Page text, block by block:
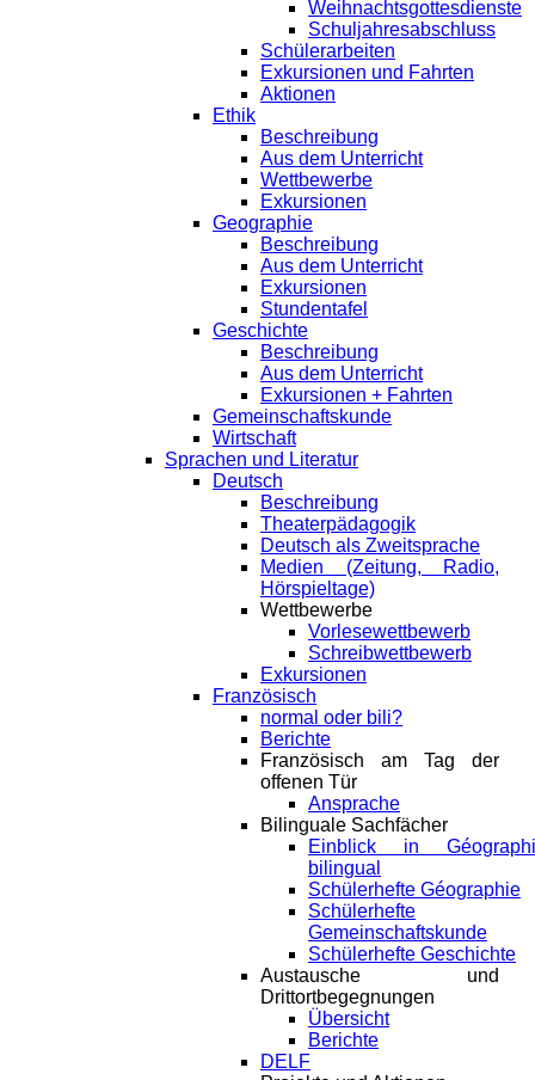
Weihnachtsgottesdienste
Schuljahresabschluss
Schülerarbeiten
Exkursionen und Fahrten
Aktionen
Ethik
Beschreibung
Aus dem Unterricht
Wettbewerbe
Exkursionen
Geographie
Beschreibung
Aus dem Unterricht
Exkursionen
Stundentafel
Geschichte
Beschreibung
Aus dem Unterricht
Exkursionen + Fahrten
Gemeinschaftskunde
Wirtschaft
Sprachen und Literatur
Deutsch
Beschreibung
Theaterpädagogik
Deutsch als Zweitsprache
Medien (Zeitung, Radio,
Hörspieltage)
Wettbewerbe
Vorlesewettbewerb
Schreibwettbewerb
Exkursionen
Französisch
normal oder bili?
Berichte
Französisch am Tag der
offenen Tür
Ansprache
Bilinguale Sachfächer
Einblick in
bilingual
Schülerhefte Géographie
Schülerhefte
Gemeinschaftskunde
Schülerhefte Geschichte
Austausche und
Drittortbegegnungen
Übersicht
Berichte
DELF